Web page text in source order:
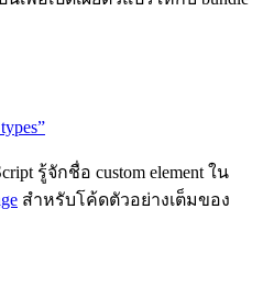
รู้จักชื่อ custom element ใน
สำหรับโค้ดตัวอย่างเต็มของ